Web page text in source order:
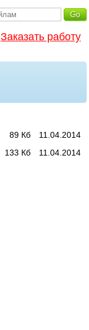
Заказать работу
11.04.2014
89 Кб
11.04.2014
133 Кб